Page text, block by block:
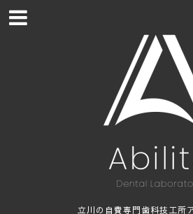
立川の自費専門歯科技工所